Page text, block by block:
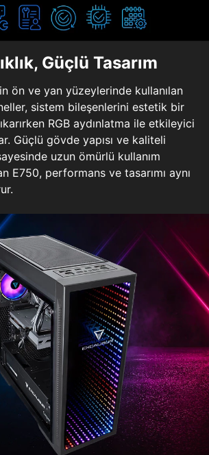
Güçlü Tasarım
ön ve yan yüzeylerinde kullanılan
sistem bileşenlerini estetik bir
RGB aydınlatma ile etkileyici
Güçlü gövde yapısı ve kaliteli
uzun ömürlü kullanım
E750, performans ve tasarımı aynı